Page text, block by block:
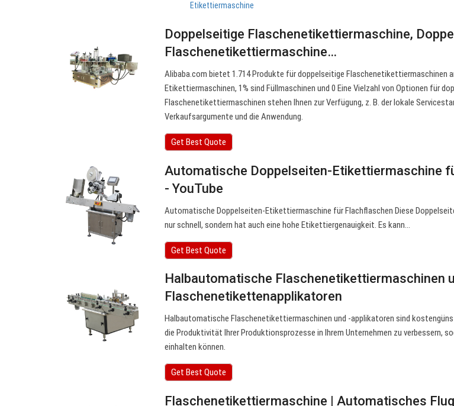
Etikettiermaschine
Doppelseitige Flaschenetikettiermaschine,
Flaschenetikettiermaschine…
Alibaba.com bietet 1.714 Produkte für doppelseitige Flaschenetikettiermaschinen
Etikettiermaschinen, 1% sind Füllmaschinen und 0 Eine Vielzahl von Optionen für
Flaschenetikettiermaschinen stehen Ihnen zur Verfügung, z. B. der lokale
Verkaufsargumente und die Anwendung.
Get Best Quote
Automatische Doppelseiten-Etikettiermaschine
- YouTube
Automatische Doppelseiten-Etikettiermaschine für Flachflaschen Diese
nur schnell, sondern hat auch eine hohe Etikettiergenauigkeit. Es kann…
Get Best Quote
Halbautomatische Flaschenetikettiermaschinen
Flaschenetikettenapplikatoren
Halbautomatische Flaschenetikettiermaschinen und -applikatoren sind
die Produktivität Ihrer Produktionsprozesse in Ihrem Unternehmen zu verbessern,
einhalten können.
Get Best Quote
Flaschenetikettiermaschine | Automatisches